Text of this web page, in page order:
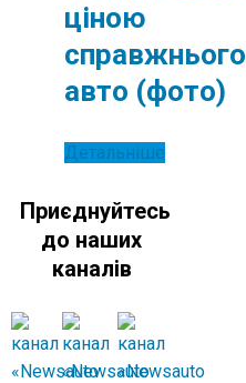
ціною
справжнього
авто (фото)
Детальніше
Приєднуйтесь
до наших
каналів